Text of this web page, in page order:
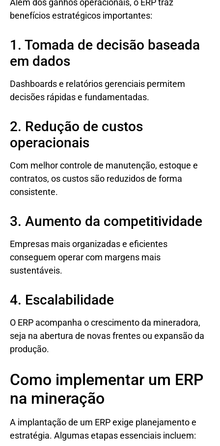
Além dos ganhos operacionais, o ERP traz
benefícios estratégicos importantes:
1. Tomada de decisão baseada
em dados
Dashboards e relatórios gerenciais permitem
decisões rápidas e fundamentadas.
2. Redução de custos
operacionais
Com melhor controle de manutenção, estoque e
contratos, os custos são reduzidos de forma
consistente.
3. Aumento da competitividade
Empresas mais organizadas e eficientes
conseguem operar com margens mais
sustentáveis.
4. Escalabilidade
O ERP acompanha o crescimento da mineradora,
seja na abertura de novas frentes ou expansão da
produção.
Como implementar um ERP
na mineração
A implantação de um ERP exige planejamento e
estratégia. Algumas etapas essenciais incluem: